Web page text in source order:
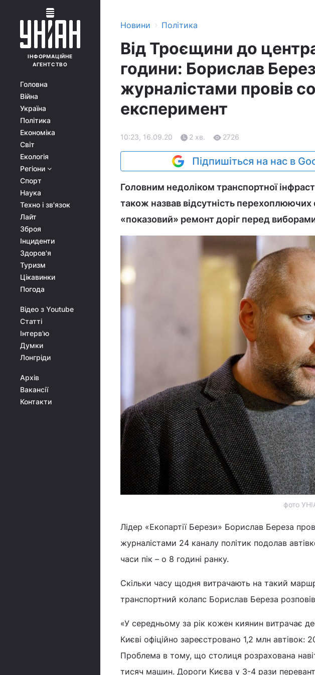
ІНФОРМАЦІЙНЕ
АГЕНТСТВО
Головна
Війна
Україна
Політика
Економіка
Світ
Екологія
Регіони
Спорт
Наука
Техно і зв'язок
Лайт
Зброя
Інциденти
Здоров'я
Туризм
Цікавинки
Погода
Відео з Youtube
Статті
Інтерв'ю
Думки
Лонгріди
Архів
Вакансії
Контакти
Новини › Політика
Від Троєщини до
години: Борислав
журналістами провів
експеримент
10:23, 16.09.20 2 хв. 2726
Підпишіться на нас в
Головним недоліком транспортної
також назвав відсутність перехоплюючих
«показовий» ремонт доріг перед
фото
Лідер «Екопартії Берези» Борислав Береза
журналістами 24 каналу політик подолав
часи пік – о 8 годині ранку.
Скільки часу щодня витрачають на такий
транспортний колапс Борислав Береза
«У середньому за рік кожен киянин витрачає
Києві офіційно зареєстровано 1,2 млн автівок:
Проблема в тому, що столиця розрахована
тисяч машин. Дороги Києва у 3-4 рази